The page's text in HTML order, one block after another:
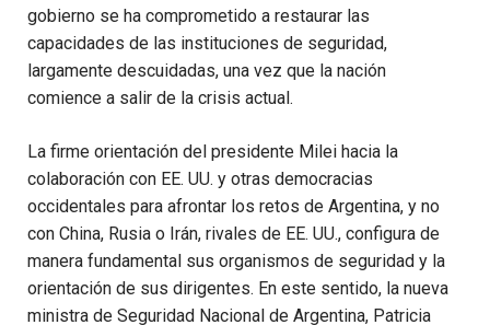
gobierno se ha comprometido a restaurar las
capacidades de las instituciones de seguridad,
largamente descuidadas, una vez que la nación
comience a salir de la crisis actual.
La firme orientación del presidente Milei hacia la
colaboración con EE. UU. y otras democracias
occidentales para afrontar los retos de Argentina, y no
con China, Rusia o Irán, rivales de EE. UU., configura de
manera fundamental sus organismos de seguridad y la
orientación de sus dirigentes. En este sentido, la nueva
ministra de Seguridad Nacional de Argentina, Patricia